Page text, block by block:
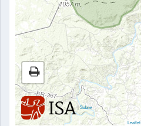
|Sobre
Leaflet